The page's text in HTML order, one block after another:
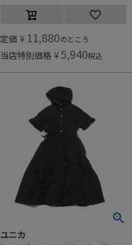
定価 ¥ 11,880のところ
当店特別価格 ¥ 5,940税込
ユニカ